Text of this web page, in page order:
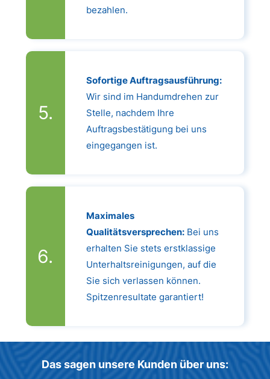
bezahlen.
Sofortige Auftragsausführung:
Wir sind im Handumdrehen zur
Stelle, nachdem Ihre
Auftragsbestätigung bei uns
eingegangen ist.
Maximales
Qualitätsversprechen:Bei uns
erhalten Sie stets erstklassige
Unterhaltsreinigungen, auf die
Sie sich verlassen können.
Spitzenresultate garantiert!
Das sagen unsere Kunden über uns: